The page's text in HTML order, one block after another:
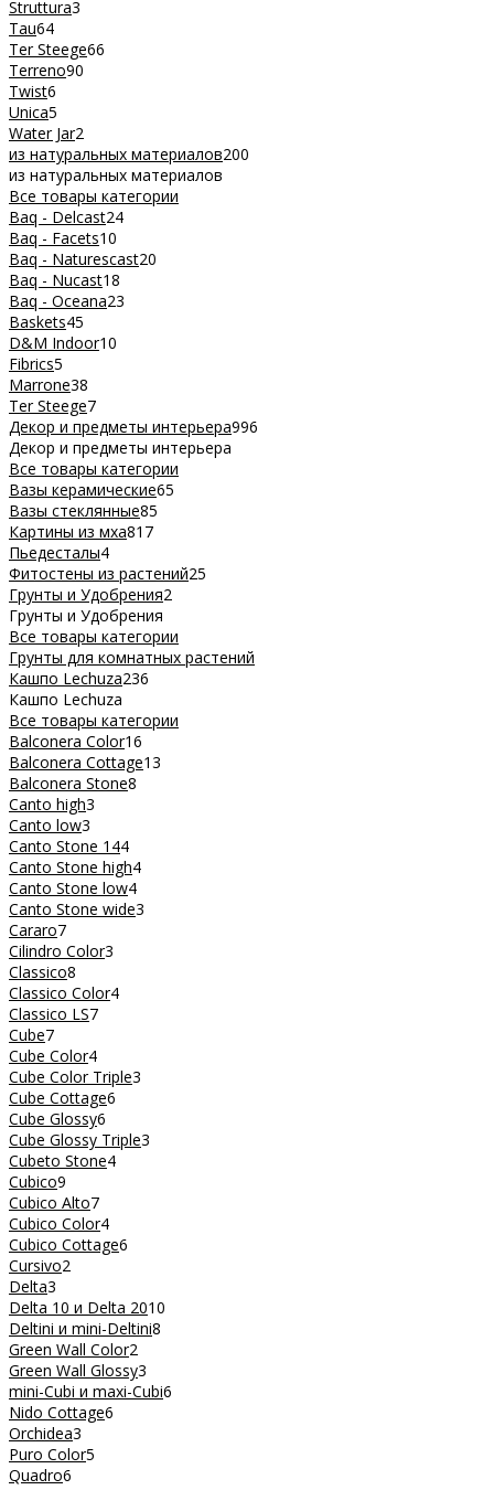
Struttura3
Tau64
Ter Steege66
Terreno90
Twist6
Unica5
Water Jar2
из натуральных материалов200
из натуральных материалов
Все товары категории
Baq - Delcast24
Baq - Facets10
Baq - Naturescast20
Baq - Nucast18
Baq - Oceana23
Baskets45
D&M Indoor10
Fibrics5
Marrone38
Ter Steege7
Декор и предметы интерьера996
Декор и предметы интерьера
Все товары категории
Вазы керамические65
Вазы стеклянные85
Картины из мха817
Пьедесталы4
Фитостены из растений25
Грунты и Удобрения2
Грунты и Удобрения
Все товары категории
Грунты для комнатных растений
Кашпо Lechuza236
Кашпо Lechuza
Все товары категории
Balconera Color16
Balconera Cottage13
Balconera Stone8
Canto high3
Canto low3
Canto Stone 144
Canto Stone high4
Canto Stone low4
Canto Stone wide3
Cararo7
Cilindro Color3
Classico8
Classico Color4
Classico LS7
Cube7
Cube Color4
Cube Color Triple3
Cube Cottage6
Cube Glossy6
Cube Glossy Triple3
Cubeto Stone4
Cubico9
Cubico Alto7
Cubico Color4
Cubico Cottage6
Cursivo2
Delta3
Delta 10 и Delta 2010
Deltini и mini-Deltini8
Green Wall Color2
Green Wall Glossy3
mini-Cubi и maxi-Cubi6
Nido Cottage6
Orchidea3
Puro Color5
Quadro6